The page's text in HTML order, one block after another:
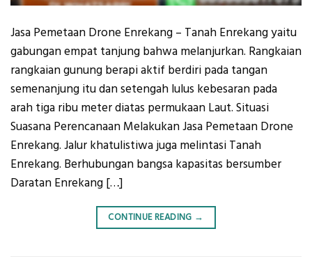
Jasa Pemetaan Drone Enrekang – Tanah Enrekang yaitu
gabungan empat tanjung bahwa melanjurkan. Rangkaian
rangkaian gunung berapi aktif berdiri pada tangan
semenanjung itu dan setengah lulus kebesaran pada
arah tiga ribu meter diatas permukaan Laut. Situasi
Suasana Perencanaan Melakukan Jasa Pemetaan Drone
Enrekang. Jalur khatulistiwa juga melintasi Tanah
Enrekang. Berhubungan bangsa kapasitas bersumber
Daratan Enrekang […]
CONTINUE READING →